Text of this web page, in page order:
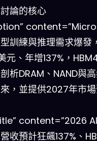
論的核心
訓練與推理需求爆發
元、年增137%，
析DRAM、NAND與
，並提供2027年市
content=”2026
收預計狂飆137%、